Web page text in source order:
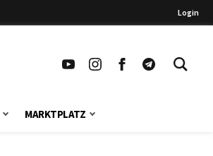
Login
MARKTPLATZ